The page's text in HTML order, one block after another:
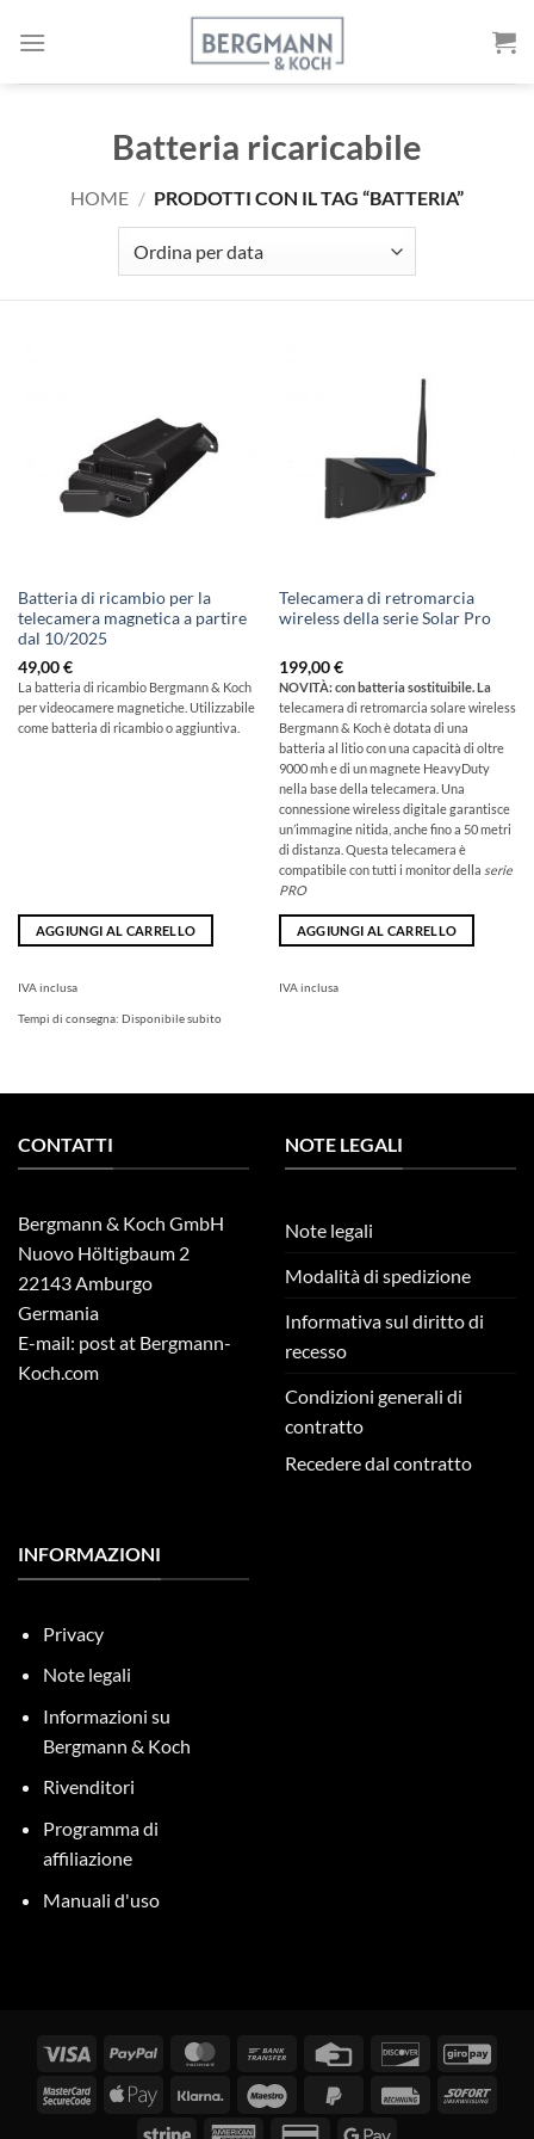
Batteria ricaricabile
HOME / PRODOTTI CON IL TAG “BATTERIA”
Batteria di ricambio per la
telecamera magnetica a partire
dal 10/2025
49,00€
La batteria di ricambio Bergmann & Koch
per videocamere magnetiche. Utilizzabile
come batteria di ricambio o aggiuntiva.
AGGIUNGI AL CARRELLO
IVA inclusa
Tempi di consegna: Disponibile subito
Telecamera di retromarcia
wireless della serie Solar Pro
199,00€
NOVITÀ: con batteria sostituibile. La
telecamera di retromarcia solare wireless
Bergmann & Koch è dotata di una
batteria al litio con una capacità di oltre
9000 mh e di un magnete HeavyDuty
nella base della telecamera. Una
connessione wireless digitale garantisce
un’immagine nitida, anche fino a 50 metri
di distanza. Questa telecamera è
compatibile con tutti i monitor della serie
PRO
AGGIUNGI AL CARRELLO
IVA inclusa
CONTATTI
Bergmann & Koch GmbH
Nuovo Höltigbaum 2
22143 Amburgo
Germania
E-mail: post at Bergmann-
Koch.com
NOTE LEGALI
Note legali
Modalità di spedizione
Informativa sul diritto di
recesso
Condizioni generali di
contratto
Recedere dal contratto
INFORMAZIONI
Privacy
Note legali
Informazioni su
Bergmann & Koch
Rivenditori
Programma di
affiliazione
Manuali d'uso
Visti PayPal MasterCardBonifico
Carta
credito
Scopri
MasterCardApple
Klarna Maestro
PayPal
Fattura
Stripe American Carta Google